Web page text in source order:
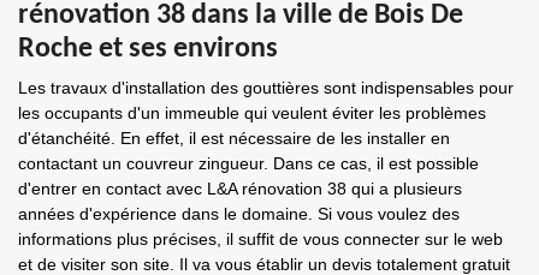
rénovation 38 dans la ville de Bois De
Roche et ses environs
Les travaux d'installation des gouttières sont indispensables pour
les occupants d'un immeuble qui veulent éviter les problèmes
d'étanchéité. En effet, il est nécessaire de les installer en
contactant un couvreur zingueur. Dans ce cas, il est possible
d'entrer en contact avec L&A rénovation 38 qui a plusieurs
années d'expérience dans le domaine. Si vous voulez des
informations plus précises, il suffit de vous connecter sur le web
et de visiter son site. Il va vous établir un devis totalement gratuit